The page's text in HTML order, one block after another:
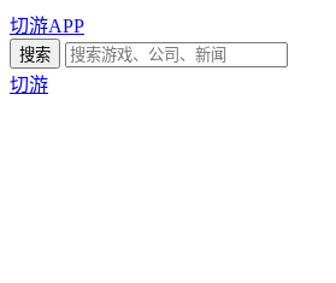
切游APP
切游